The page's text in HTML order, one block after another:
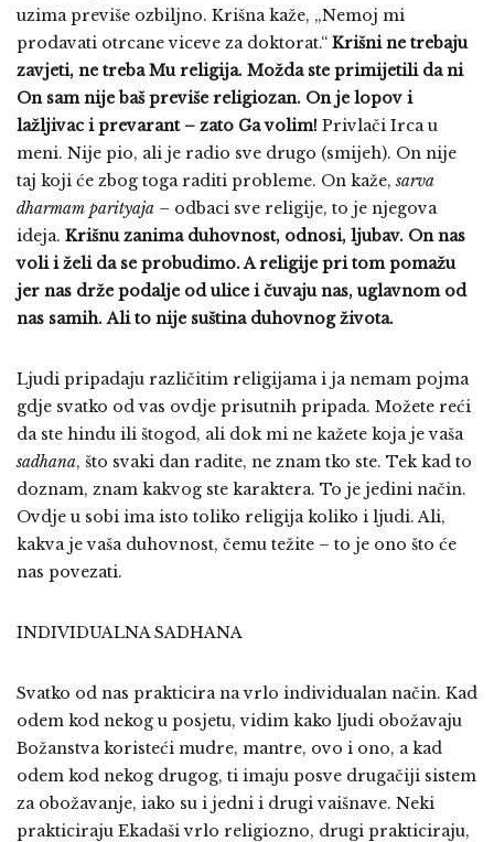
uzima previše ozbiljno. Krišna kaže, „Nemoj mi
prodavati otrcane viceve za doktorat.“ Krišni ne trebaju
zavjeti, ne treba Mu religija. Možda ste primijetili da ni
On sam nije baš previše religiozan. On je lopov i
lažljivac i prevarant – zato Ga volim! Privlači Irca u
meni. Nije pio, ali je radio sve drugo (smijeh). On nije
taj koji će zbog toga raditi probleme. On kaže,sarva
dharmam parityaja – odbaci sve religije, to je njegova
ideja. Krišnu zanima duhovnost, odnosi, ljubav. On nas
voli i želi da se probudimo. A religije pri tom pomažu
jer nas drže podalje od ulice i čuvaju nas, uglavnom od
nas samih. Ali to nije suština duhovnog života.
Ljudi pripadaju različitim religijama i ja nemam pojma
gdje svatko od vas ovdje prisutnih pripada. Možete reći
da ste hindu ili štogod, ali dok mi ne kažete koja je vaša
sadhana, što svaki dan radite, ne znam tko ste. Tek kad to
doznam, znam kakvog ste karaktera. To je jedini način.
Ovdje u sobi ima isto toliko religija koliko i ljudi. Ali,
kakva je vaša duhovnost, čemu težite – to je ono što će
nas povezati.
INDIVIDUALNA SADHANA
Svatko od nas prakticira na vrlo individualan način. Kad
odem kod nekog u posjetu, vidim kako ljudi obožavaju
Božanstva koristeći mudre, mantre, ovo i ono, a kad
odem kod nekog drugog, ti imaju posve drugačiji sistem
za obožavanje, iako su i jedni i drugi vaišnave. Neki
prakticiraju Ekadaši vrlo religiozno, drugi prakticiraju,